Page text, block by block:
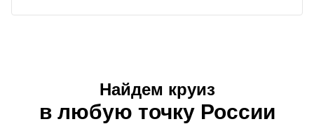
Найдем круиз
в любую точку России